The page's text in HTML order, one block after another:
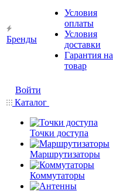
Бренды
Условия
оплаты
Условия
доставки
Гарантия на
товар
Войти
Каталог
Точки доступа
Маршрутизаторы
Коммутаторы